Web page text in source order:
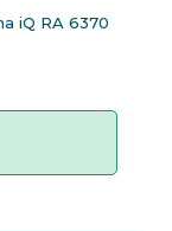
iQ RA 6370